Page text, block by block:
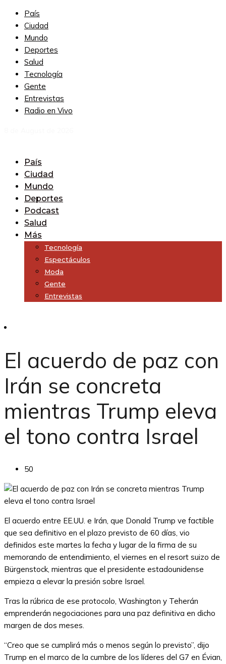
País
Ciudad
Mundo
Deportes
Salud
Tecnología
Gente
Entrevistas
Radio en Vivo
País
Ciudad
Mundo
Deportes
Podcast
Salud
Más
Tecnología
Espectáculos
Moda
Gente
Entrevistas
El acuerdo de paz con
Irán se concreta
mientras Trump eleva
el tono contra Israel
50
El acuerdo entre EE.UU. e Irán, que Donald Trump ve factible
que sea definitivo en el plazo previsto de 60 días, vio
definidos este martes la fecha y lugar de la firma de su
memorando de entendimiento, el viernes en el resort suizo de
Bürgenstock, mientras que el presidente estadounidense
empieza a elevar la presión sobre Israel.
Tras la rúbrica de ese protocolo, Washington y Teherán
emprenderán negociaciones para una paz definitiva en dicho
margen de dos meses.
“Creo que se cumplirá más o menos según lo previsto”, dijo
Trump en el marco de la cumbre de los líderes del G7 en Évian,